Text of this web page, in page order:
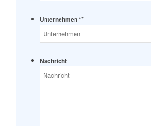
Unternehmen **
Nachricht